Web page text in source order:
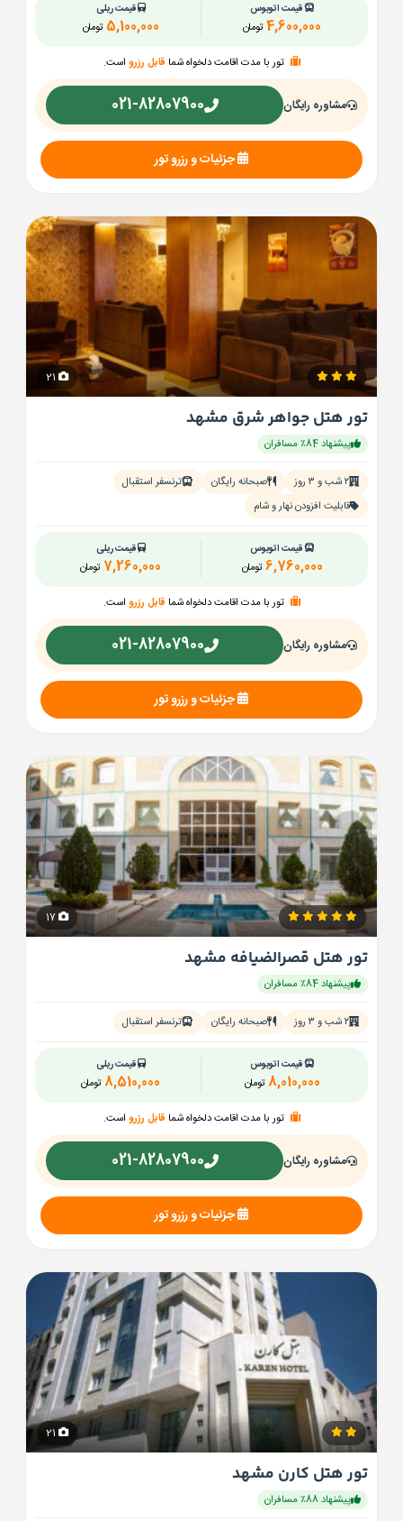
قیمت اتوبوس
تومان 4,600,000
قیمت ریلی
تومان 5,100,000
تور با مدت اقامت دلخواه شما قابل رزرو است.
مشاوره رایگان 021-82807900
جزئیات و رزرو تور
تور هتل جواهر شرق مشهد
پیشنهاد 84٪ مسافران
۲ شب و ۳ روز صبحانه رایگان
ترنسفر استقبال
قابلیت افزودن نهار و شام
قیمت اتوبوس
تومان 6,760,000
قیمت ریلی
تومان 7,260,000
تور با مدت اقامت دلخواه شما قابل رزرو است.
مشاوره رایگان 021-82807900
جزئیات و رزرو تور
تور هتل قصرالضیافه مشهد
پیشنهاد 84٪ مسافران
۲ شب و ۳ روز صبحانه رایگان ترنسفر استقبال
قیمت اتوبوس
تومان 8,010,000
قیمت ریلی
تومان 8,510,000
تور با مدت اقامت دلخواه شما قابل رزرو است.
مشاوره رایگان 021-82807900
جزئیات و رزرو تور
تور هتل کارن مشهد
پیشنهاد 88٪ مسافران